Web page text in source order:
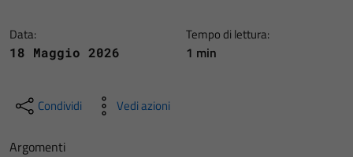
Data:
18 Maggio 2026
Tempo di lettura:
1 min
Condividi Vedi azioni
Argomenti